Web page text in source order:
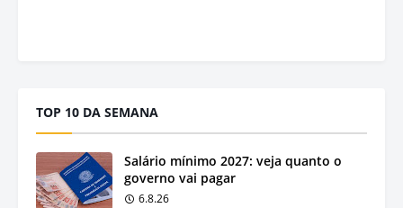
TOP 10 DA SEMANA
Salário mínimo 2027: veja quanto o
governo vai pagar
6.8.26